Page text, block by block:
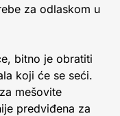
za odlaskom u
bitno je obratiti
koji će se seći.
mešovite
predviđena za